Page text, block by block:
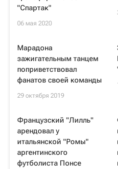
"Спартак"
06 мая 2020
Марадона
зажигательным танцем
поприветствовал
фанатов своей команды
29 октября 2019
Французский "Лилль"
арендовал у
итальянской "Ромы"
аргентинского
футболиста Понсе